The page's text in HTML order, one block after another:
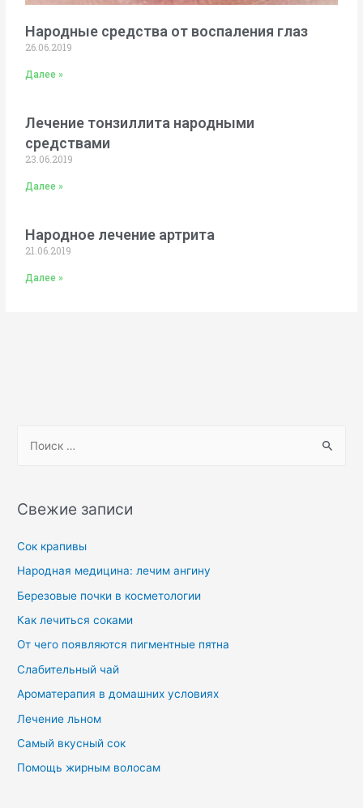
Народные средства от воспаления глаз
26.06.2019
Далее »
Лечение тонзиллита народными
средствами
23.06.2019
Далее »
Народное лечение артрита
21.06.2019
Далее »
Свежие записи
Сок крапивы
Народная медицина: лечим ангину
Березовые почки в косметологии
Как лечиться соками
От чего появляются пигментные пятна
Слабительный чай
Ароматерапия в домашних условиях
Лечение льном
Самый вкусный сок
Помощь жирным волосам